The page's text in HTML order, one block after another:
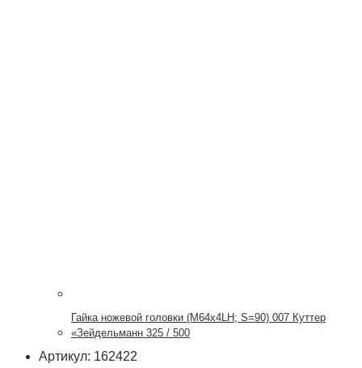
Гайка ножевой головки (М64х4LH; S=90) 007 Куттер
«Зейдельманн 325 / 500
Артикул: 162422